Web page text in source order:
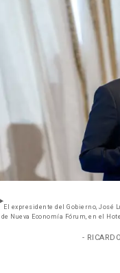
El expresidente del Gobierno, José
de Nueva Economía Fórum, en el
-